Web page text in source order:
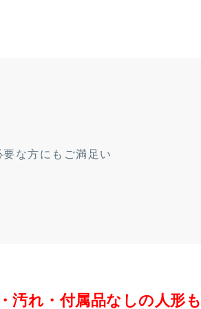
な方にもご満足い
汚れ・付属品なしの人形